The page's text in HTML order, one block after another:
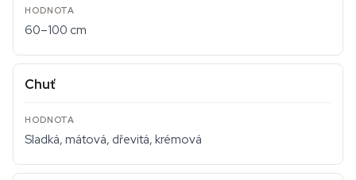
60–100 cm
Chuť
Sladká, mátová, dřevitá, krémová